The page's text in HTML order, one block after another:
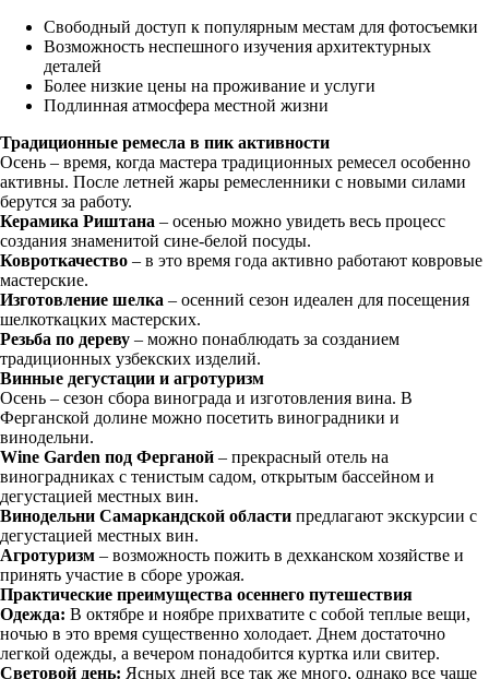
Свободный доступ к популярным местам для фотосъемки
Возможность неспешного изучения архитектурных
деталей
Более низкие цены на проживание и услуги
Подлинная атмосфера местной жизни
Традиционные ремесла в пик активности
Осень – время, когда мастера традиционных ремесел особенно
активны. После летней жары ремесленники с новыми силами
берутся за работу.
Керамика Риштана – осенью можно увидеть весь процесс
создания знаменитой сине-белой посуды.
Ковроткачество – в это время года активно работают ковровые
мастерские.
Изготовление шелка – осенний сезон идеален для посещения
шелкоткацких мастерских.
Резьба по дереву – можно понаблюдать за созданием
традиционных узбекских изделий.
Винные дегустации и агротуризм
Осень – сезон сбора винограда и изготовления вина. В
Ферганской долине можно посетить виноградники и
винодельни.
Wine Garden под Ферганой – прекрасный отель на
виноградниках с тенистым садом, открытым бассейном и
дегустацией местных вин.
Винодельни Самаркандской области предлагают экскурсии с
дегустацией местных вин.
Агротуризм – возможность пожить в дехканском хозяйстве и
принять участие в сборе урожая.
Практические преимущества осеннего путешествия
Одежда: В октябре и ноябре прихватите с собой теплые вещи,
ночью в это время существенно холодает. Днем достаточно
легкой одежды, а вечером понадобится куртка или свитер.
Световой день: Ясных дней все так же много, однако все чаще